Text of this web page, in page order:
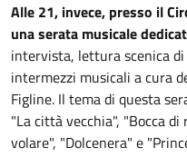
Alle 21, invece, presso il
una serata musicale
intervista, lettura scenica
intermezzi musicali a cura
Figline. Il tema di questa
"La città vecchia", "Bocca
volare", "Dolcenera" e